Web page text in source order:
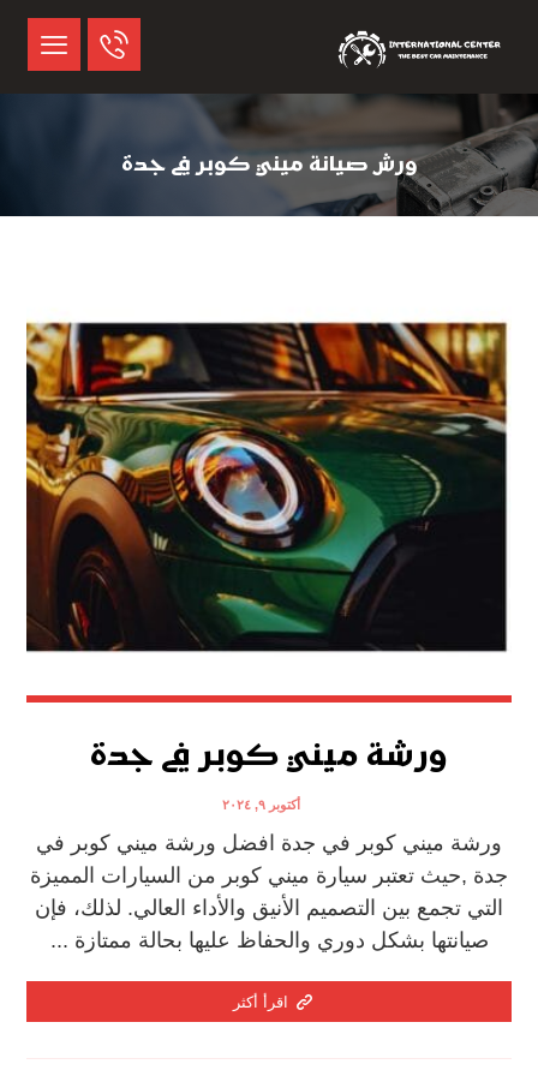
ورش صيانة ميني كوبر في جدة
ورشة ميني كوبر في جدة
أكتوبر ٩, ٢٠٢٤
ورشة ميني كوبر في جدة افضل ورشة ميني كوبر في
جدة ,حيث تعتبر سيارة ميني كوبر من السيارات المميزة
التي تجمع بين التصميم الأنيق والأداء العالي. لذلك، فإن
صيانتها بشكل دوري والحفاظ عليها بحالة ممتازة ...
اقرأ أكثر